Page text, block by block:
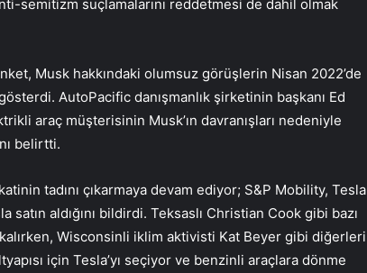
semitizm suçlamalarını reddetmesi de dahil olmak
Musk hakkındaki olumsuz görüşlerin Nisan 2022’de
AutoPacific danışmanlık şirketinin başkanı Ed
araç müşterisinin Musk’ın davranışları nedeniyle
belirtti.
tadını çıkarmaya devam ediyor; S&P Mobility, Tesla
aldığını bildirdi. Teksaslı Christian Cook gibi bazı
Wisconsinli iklim aktivisti Kat Beyer gibi diğerleri
için Tesla’yı seçiyor ve benzinli araçlara dönme